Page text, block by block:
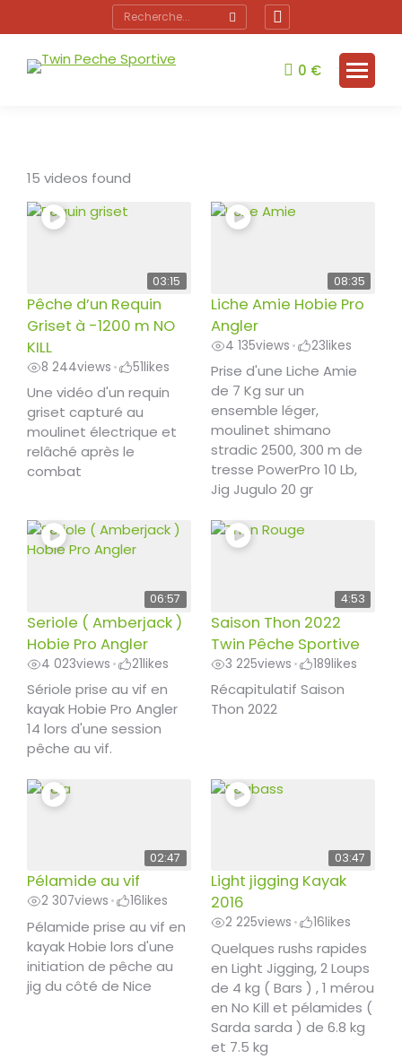
Recherche
:
opens
0 €
15 videos found
03:15
Pêche d’un Requin
Griset à -1200 m NO
KILL
8 244views • 51likes
Une vidéo d'un requin
griset capturé au
moulinet électrique et
relâché après le
combat
08:35
Liche Amie Hobie Pro
Angler
4 135views • 23likes
Prise d'une Liche Amie
de 7 Kg sur un
ensemble léger,
moulinet shimano
stradic 2500, 300 m de
tresse PowerPro 10 Lb,
Jig Jugulo 20 gr
06:57
Seriole ( Amberjack )
Hobie Pro Angler
4 023views • 21likes
Sériole prise au vif en
kayak Hobie Pro Angler
14 lors d'une session
pêche au vif.
4:53
Saison Thon 2022
Twin Pêche Sportive
3 225views • 189likes
Récapitulatif Saison
Thon 2022
02:47
Pélamide au vif
2 307views • 16likes
Pélamide prise au vif en
kayak Hobie lors d'une
initiation de pêche au
jig du côté de Nice
03:47
Light jigging Kayak
2016
2 225views • 16likes
Quelques rushs rapides
en Light Jigging, 2 Loups
de 4 kg ( Bars ) , 1 mérou
en No Kill et pélamides (
Sarda sarda ) de 6.8 kg
et 7.5 kg